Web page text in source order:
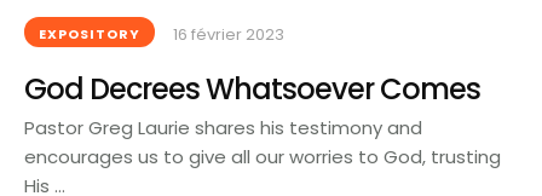
EXPOSITORY 16 février 2023
God Decrees Whatsoever Comes
Pastor Greg Laurie shares his testimony and
encourages us to give all our worries to God, trusting
His …